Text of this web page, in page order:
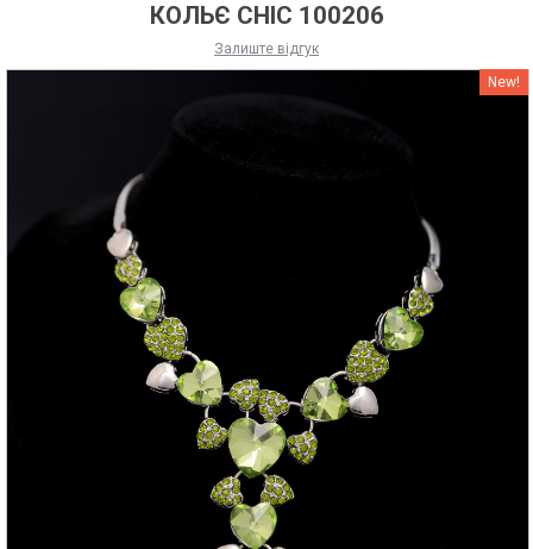
КОЛЬЄ CHIC 100206
Залиште відгук
New!